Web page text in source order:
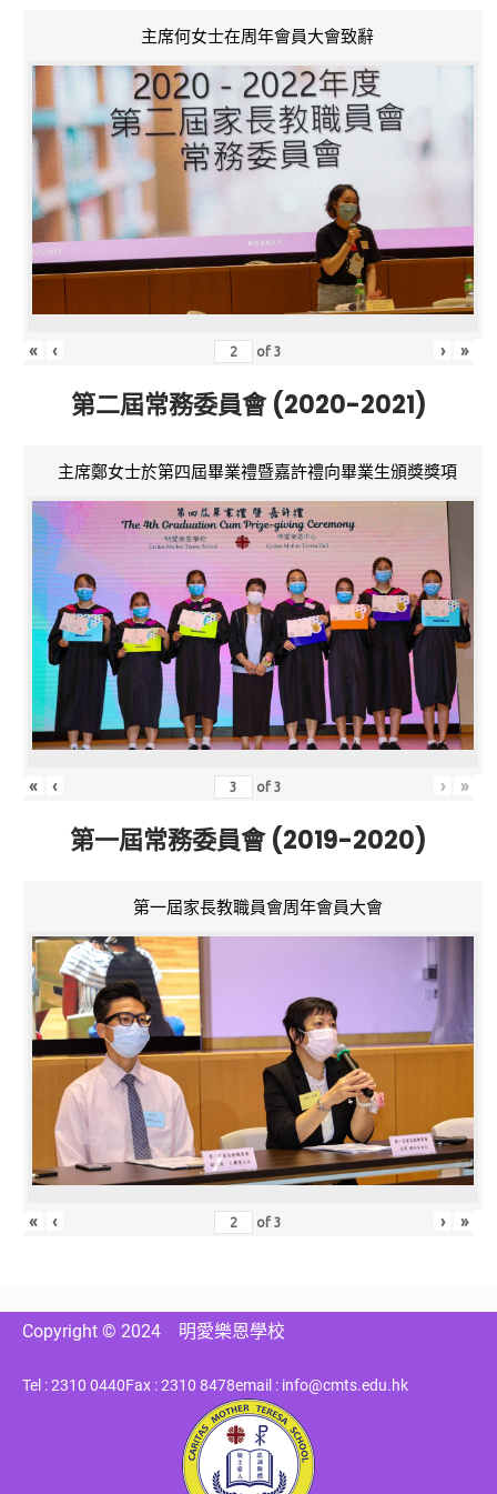
主席何女士在周年會員大會致辭
« ‹ of3 › »
第二屆常務委員會 (2020-2021)
主席鄭女士於第四屆畢業禮暨嘉許禮向畢業生頒獎獎項
« ‹ of3 › »
第一屆常務委員會 (2019-2020)
第一屆家長教職員會周年會員大會
« ‹ of3 › »
Copyright © 2024 明愛樂恩學校
Tel : 2310 0440Fax : 2310 8478email : info@cmts.edu.hk